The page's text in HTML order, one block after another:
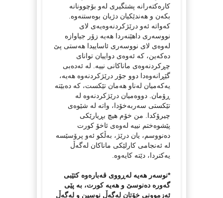
کارەکتەرانە پشتگیری لەو بۆچوونانە
بکەن و هەندێکیان دژیان بوەستنەوە.
کەواتە ئەو درێژکردنەوەیەی لای
نووسەری داهێنەردا هەیە زۆر جیاوازە
لەوەی لای نووسەری ئاساییدا هەستی پێ
دەکەین، کە ئەوەی دواییان توانای
چڕکردنەوەی ماناکانی نییە. لە ئەدەبی
گێڕانەوەدا دوو جۆر درێژکردنەوە هەیە،
یەکەمیان لەناو هەمان تێکست، کە دەبێتە
ڕۆمان. دووەمیان درێژکردنەوە لە
تێکستی سەربەخۆدا، واتە لە شێوەی
چیرۆکدا. من خۆم هیچ بڕیارێکی
پێشوەختم نییە لەوەی ئاخۆ کورت
دەنووسم، یان درێژ، بەڵکو ئەو پرۆسێسە
لە ئەنجامی کارلێکی ماناکان لەگەڵ
یەکتردا، دێتە کایەوە.
*نوسەر هەیە لەڕووی قەبارەوە کتێبی
گەورە دەنوسێ و هەیە کورت، بە پێی
ئەزموونی خۆتان لەگەڵ نوسین و لەگەڵ